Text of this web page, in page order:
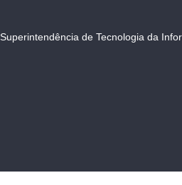
Superintendência de Tecnologia da